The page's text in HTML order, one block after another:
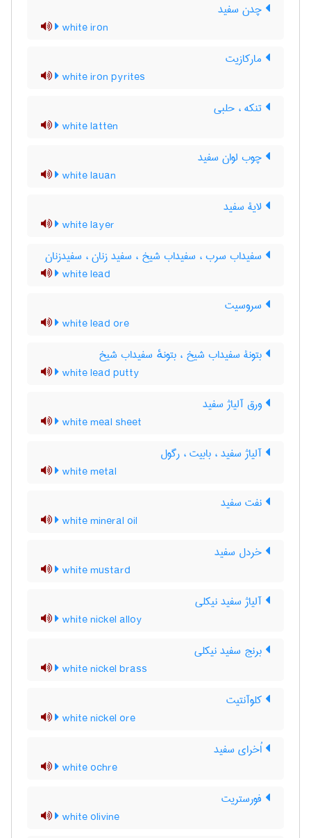
چدن سفید
white iron
مارکازیت
white iron pyrites
تنکه ، حلبی
white latten
چوب لوان سفید
white lauan
لایۀ سفید
white layer
سفیداب سرب ، سفیداب شیخ ، سفید زنان ، سفیدزنان
white lead
سروسیت
white lead ore
بتونۀ سفیداب شیخ ، بتونهٔ سفیداب شیخ
white lead putty
ورق آلیاژ سفید
white meal sheet
آلیاژ سفید ، بابیت ، رگول
white metal
نفت سفید
white mineral oil
خردل سفید
white mustard
آلیاژ سفید نیکلی
white nickel alloy
برنج سفید نیکلی
white nickel brass
کلوآنتیت
white nickel ore
اُخرای سفید
white ochre
فورستریت
white olivine